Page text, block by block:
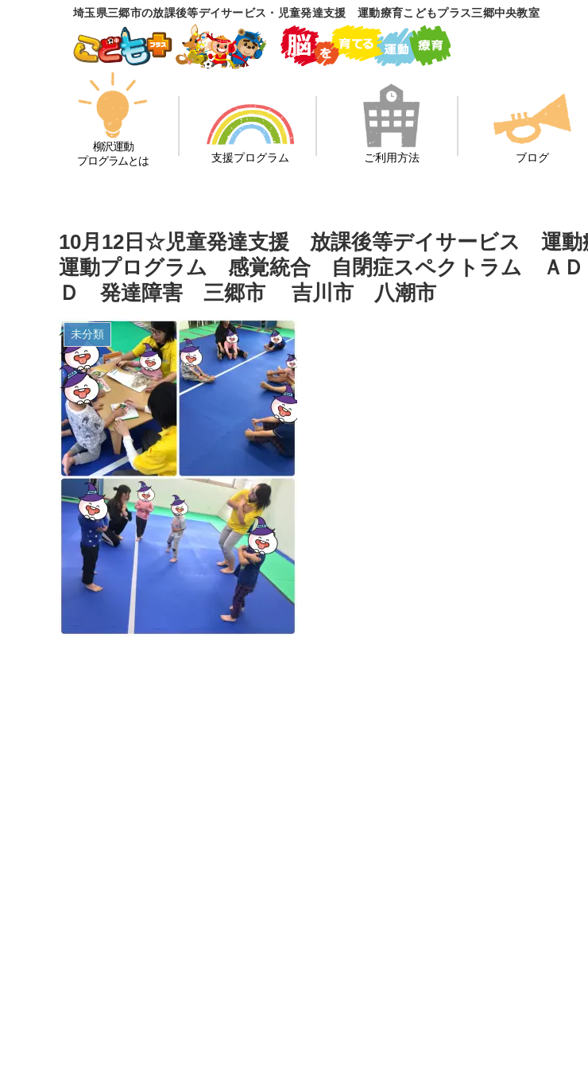
埼玉県三郷市の放課後等デイサービス・児童発達支援 運動療育こどもプラス三郷中央教室
柳沢運動
プログラムとは
支援プログラム ご利用方法 ブログ
10月12日☆児童発達支援 放課後等デイサービス 運
運動プログラム 感覚統合 自閉症スペクトラム Ａ
Ｄ 発達障害 三郷市 吉川市 八潮市
未分類